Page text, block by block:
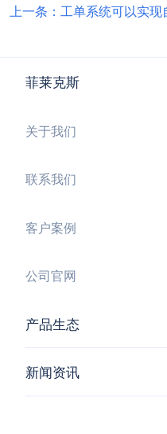
上一条：工单系统可以实现
菲莱克斯
关于我们
联系我们
客户案例
公司官网
产品生态
新闻资讯